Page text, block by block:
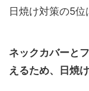
日焼け対策の5位
ネックカバーと
えるため、日焼